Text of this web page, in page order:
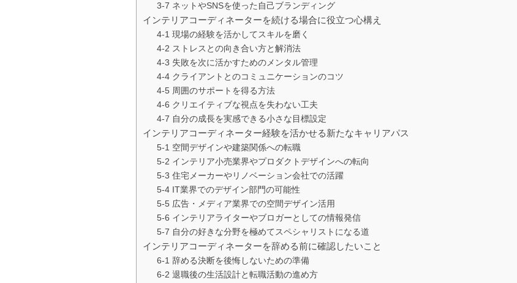
3-7 ネットやSNSを使った自己ブランディング
インテリアコーディネーターを続ける場合に役立つ心構え
4-1 現場の経験を活かしてスキルを磨く
4-2 ストレスとの向き合い方と解消法
4-3 失敗を次に活かすためのメンタル管理
4-4 クライアントとのコミュニケーションのコツ
4-5 周囲のサポートを得る方法
4-6 クリエイティブな視点を失わない工夫
4-7 自分の成長を実感できる小さな目標設定
インテリアコーディネーター経験を活かせる新たなキャリアパス
5-1 空間デザインや建築関係への転職
5-2 インテリア小売業界やプロダクトデザインへの転向
5-3 住宅メーカーやリノベーション会社での活躍
5-4 IT業界でのデザイン部門の可能性
5-5 広告・メディア業界での空間デザイン活用
5-6 インテリアライターやブロガーとしての情報発信
5-7 自分の好きな分野を極めてスペシャリストになる道
インテリアコーディネーターを辞める前に確認したいこと
6-1 辞める決断を後悔しないための準備
6-2 退職後の生活設計と転職活動の進め方